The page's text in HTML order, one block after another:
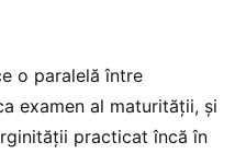
o paralelă între
examen al maturității, și
practicat încă în